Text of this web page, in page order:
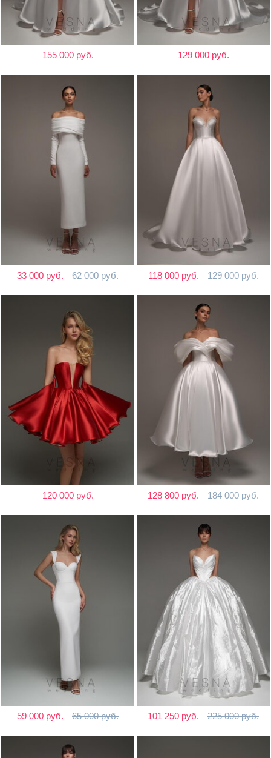
155 000 руб. 129 000 руб.
33 000 руб. 62 000 руб. 118 000 руб. 129 000 руб.
120 000 руб. 128 800 руб. 184 000 руб.
59 000 руб. 65 000 руб. 101 250 руб. 225 000 руб.